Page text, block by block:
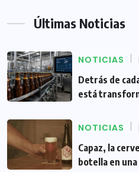
Últimas Noticias
NOTICIAS
Detrás de
está
NOTICIAS
Capaz, la
botella en